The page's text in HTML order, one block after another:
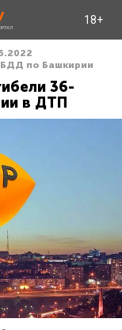
18+
по Башкирии
36-
в ДТП